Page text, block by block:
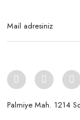
Palmiye Mah. 1214 Sok. Koluman Plaza 2/B Yenişehir/